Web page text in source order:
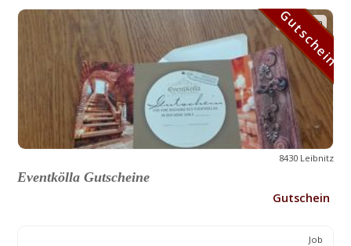
Gutschein
8430 Leibnitz
Eventkölla Gutscheine
Gutschein
Gutschein
Job